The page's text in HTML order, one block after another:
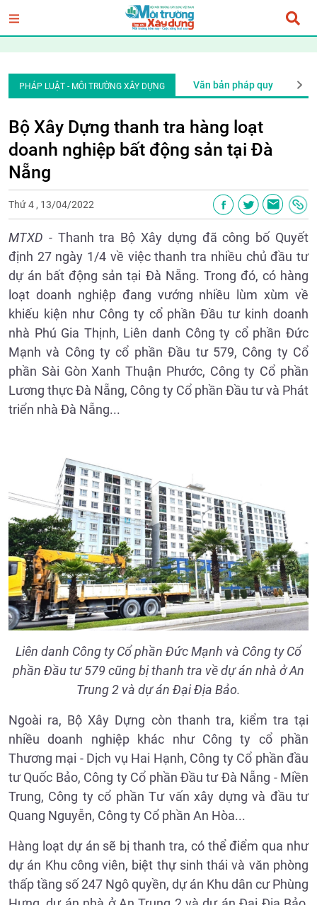
PHÁP LUẬT - MÔI TRƯỜNG XÂY DỰNG
An ninh trật tự Văn bản pháp quy
Bộ Xây Dựng thanh tra hàng loạt
doanh nghiệp bất động sản tại Đà
Nẵng
Thứ 4 , 13/04/2022
MTXD -Thanh tra Bộ Xây dựng đã công bố Quyết
định 27 ngày 1/4 về việc thanh tra nhiều chủ đầu tư
dự án bất động sản tại Đà Nẵng. Trong đó, có hàng
loạt doanh nghiệp đang vướng nhiều lùm xùm về
khiếu kiện như Công ty cổ phần Đầu tư kinh doanh
nhà Phú Gia Thịnh, Liên danh Công ty cổ phần Đức
Mạnh và Công ty cổ phần Đầu tư 579, Công ty Cổ
phần Sài Gòn Xanh Thuận Phước, Công ty Cổ phần
Lương thực Đà Nẵng, Công ty Cổ phần Đầu tư và Phát
triển nhà Đà Nẵng...
Liên danh Công ty Cổ phần Đức Mạnh và Công ty Cổ
phần Đầu tư 579 cũng bị thanh tra về dự án nhà ở An
Trung 2 và dự án Đại Địa Bảo.
Ngoài ra, Bộ Xây Dựng còn thanh tra, kiểm tra tại
nhiều doanh nghiệp khác như Công ty cổ phần
Thương mại - Dịch vụ Hai Hạnh, Công ty Cổ phần đầu
tư Quốc Bảo, Công ty Cổ phần Đầu tư Đà Nẵng - Miền
Trung, Công ty cổ phần Tư vấn xây dựng và đầu tư
Quang Nguyễn, Công ty Cổ phần An Hòa...
Hàng loạt dự án sẽ bị thanh tra, có thể điểm qua như
dự án Khu công viên, biệt thự sinh thái và văn phòng
thấp tầng số 247 Ngô quyền, dự án Khu dân cư Phùng